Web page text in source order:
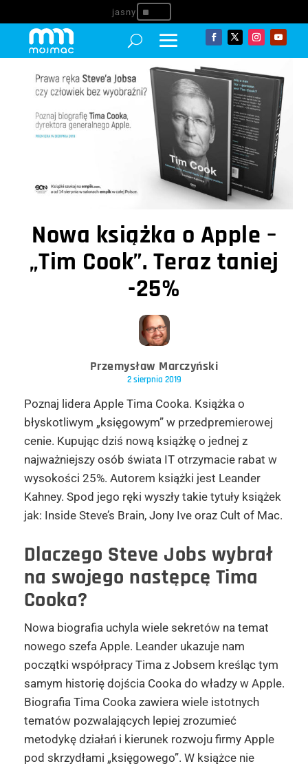
^
Nowa książka o Apple –
„Tim Cook”. Teraz taniej
-25%
Przemysław Marczyński
2 sierpnia 2019
Poznaj lidera Apple Tima Cooka. Książka o
błyskotliwym „księgowym” w przedpremierowej
cenie. Kupując dziś nową książkę o jednej z
najważniejszy osób świata IT otrzymacie rabat w
wysokości 25%. Autorem książki jest Leander
Kahney. Spod jego ręki wyszły takie tytuły książek
jak: Inside Steve’s Brain, Jony Ive oraz Cult of Mac.
Dlaczego Steve Jobs wybrał
na swojego następcę Tima
Cooka?
Nowa biografia uchyla wiele sekretów na temat
nowego szefa Apple. Leander ukazuje nam
początki współpracy Tima z Jobsem kreśląc tym
samym historię dojścia Cooka do władzy w Apple.
Biografia Tima Cooka zawiera wiele istotnych
tematów pozwalających lepiej zrozumieć
metodykę działań i kierunek rozwoju firmy Apple
pod skrzydłami „księgowego”. W książce nie